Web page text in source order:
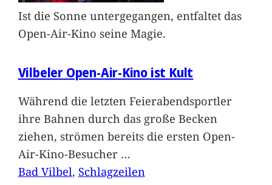
Ist die Sonne untergegangen, entfaltet das
Open-Air-Kino seine Magie.
Vilbeler Open-Air-Kino ist Kult
Während die letzten Feierabendsportler
ihre Bahnen durch das große Becken
ziehen, strömen bereits die ersten Open-
Air-Kino-Besucher …
Bad Vilbel, Schlagzeilen